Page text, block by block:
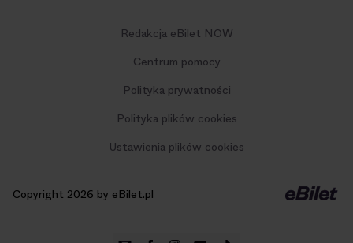
Redakcja eBilet NOW
Centrum pomocy
Polityka prywatności
Polityka plików cookies
Ustawienia plików cookies
Copyright 2026 by eBilet.pl